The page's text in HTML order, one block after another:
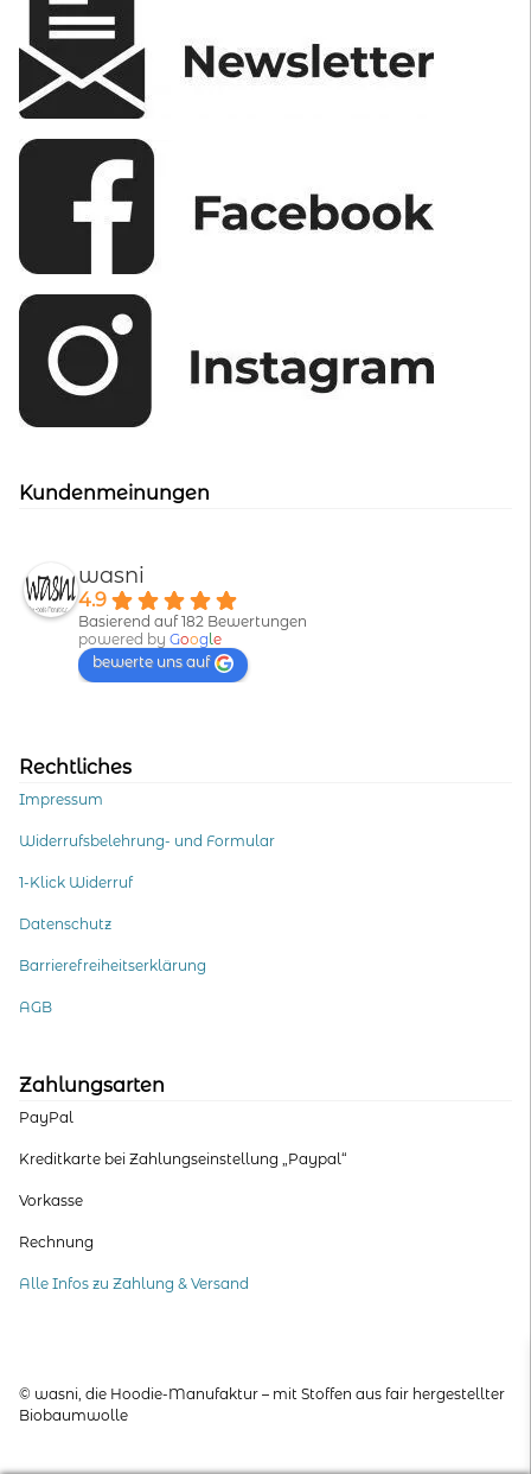
werden
Kundenmeinungen
wasni
4.9
Basierend auf 182 Bewertungen
powered by Goog le
bewerte uns auf
Rechtliches
Impressum
Widerrufsbelehrung- und Formular
1-Klick Widerruf
Datenschutz
Barrierefreiheitserklärung
AGB
Zahlungsarten
PayPal
Kreditkarte bei Zahlungseinstellung „Paypal“
Vorkasse
Rechnung
Alle Infos zu Zahlung & Versand
© wasni, die Hoodie-Manufaktur – mit Stoffen aus fair hergestellter
Biobaumwolle